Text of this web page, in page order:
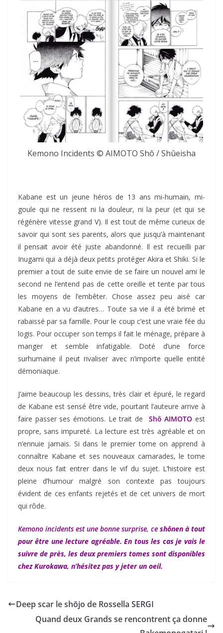
Kemono Incidents © AIMOTO Shô / Shûeisha
Kabane est un jeune héros de 13 ans mi-humain, mi-
goule qui ne ressent ni la douleur, ni la peur (et qui se
régénère vitesse grand V). Il est tout de même curieux de
savoir qui sont ses parents, alors que jusqu’à maintenant
il pensait avoir été juste abandonné. Il est recueilli par
Inugami qui a déjà deux petits protéger Akira et Shiki. Si le
premier a tout de suite envie de se faire un nouvel ami le
second ne l’entend pas de cette oreille et tente par tous
les moyens de l’embêter. Chose assez peu aisé car
Kabane en a vu d’autres… Toute sa vie il a été brimé et
rabaissé par sa famille. Pour le coup c’est une vraie fée du
logis. Pour occuper son temps il fait le ménage, prépare à
manger et semble infatigable. Doté d’une force
surhumaine il peut rivaliser avec n’importe quelle entité
démoniaque.
J’aime beaucoup les dessins, très clair et épuré, le regard
de Kabane est sensé être vide, pourtant l’auteure arrive à
faire passer ses émotions. Le trait de Shô AIMOTO est
propre, sans impureté. La lecture est très agréable et on
n’ennuie jamais. Si dans le premier tome on apprend à
connaître Kabane et ses nouveaux camarades, le tome
deux nous fait entrer dans le vif du sujet. L’histoire est
pleine d’humour malgré son contexte pas toujours
évident de ces enfants rejetés et de cet univers de mort
qui rôde.
Kemono incidents est une bonne surprise, ce shōnen à tout
pour être une lecture agréable. En tous les cas je vais le
suivre de près, les deux premiers tomes sont disponibles
chez Kurokawa, n’hésitez pas y jeter un oeil.
Deep scar le shōjo de Rossella SERGI
Quand deux Grands se rencontrent ça donne